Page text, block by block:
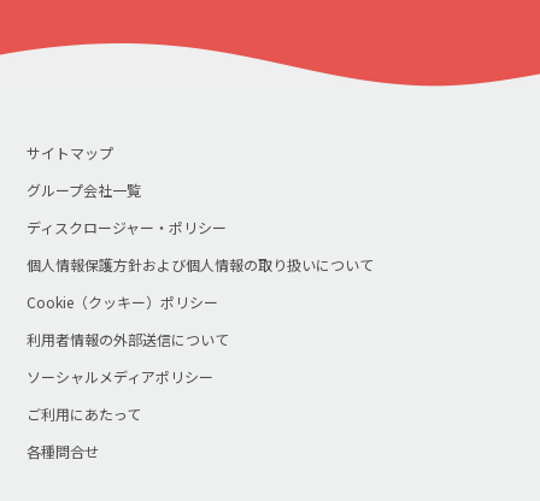
サイトマップ
グループ会社一覧
ディスクロージャー・ポリシー
個人情報保護方針および個人情報の取り扱いについて
Cookie（クッキー）ポリシー
利用者情報の外部送信について
ソーシャルメディアポリシー
ご利用にあたって
各種問合せ